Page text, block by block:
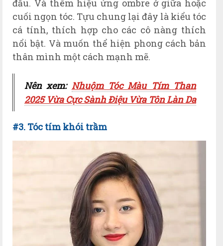
đầu. Và thêm hiệu ứng ombre ở giữa hoặc
cuối ngọn tóc. Tựu chung lại đây là kiểu tóc
cá tính, thích hợp cho các cô nàng thích
nổi bật. Và muốn thể hiện phong cách bản
thân mình một cách mạnh mẽ.
Nên xem: Nhuộm Tóc Màu Tím Than
2025 Vừa Cực Sành Điệu Vừa Tôn Làn Da
#3. Tóc tím khói trầm